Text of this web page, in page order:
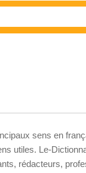
sens en
utiles. Le-
rédacteurs,